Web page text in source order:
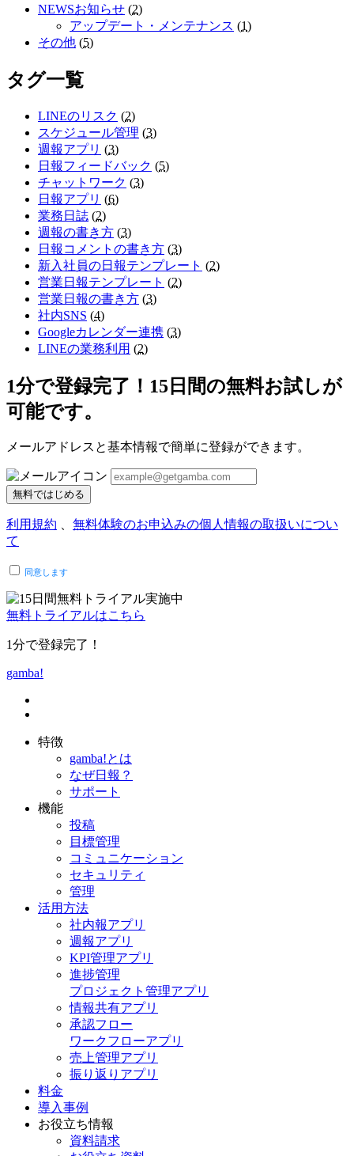
NEWSお知らせ (2)
アップデート・メンテナンス (1)
その他 (5)
タグ一覧
LINEのリスク (2)
スケジュール管理 (3)
週報アプリ (3)
日報フィードバック (5)
チャットワーク (3)
日報アプリ (6)
業務日誌 (2)
週報の書き方 (3)
日報コメントの書き方 (3)
新入社員の日報テンプレート (2)
営業日報テンプレート (2)
営業日報の書き方 (3)
社内SNS (4)
Googleカレンダー連携 (3)
LINEの業務利用 (2)
1分で登録完了！15日間の無料お試しが
可能です。
メールアドレスと基本情報で簡単に登録ができます。
無料ではじめる
利用規約 、 無料体験のお申込みの個人情報の取扱いについ
て
同意します
無料トライアルはこちら
1分で登録完了！
gamba!
特徴
gamba!とは
なぜ日報？
サポート
機能
投稿
目標管理
コミュニケーション
セキュリティ
管理
活用方法
社内報アプリ
週報アプリ
KPI管理アプリ
進捗管理
プロジェクト管理アプリ
情報共有アプリ
承認フロー
ワークフローアプリ
売上管理アプリ
振り返りアプリ
料金
導入事例
お役立ち情報
資料請求